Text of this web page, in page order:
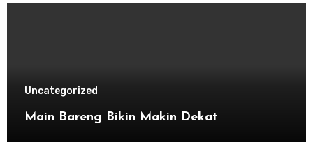
Uncategorized
Main Bareng Bikin Makin Dekat